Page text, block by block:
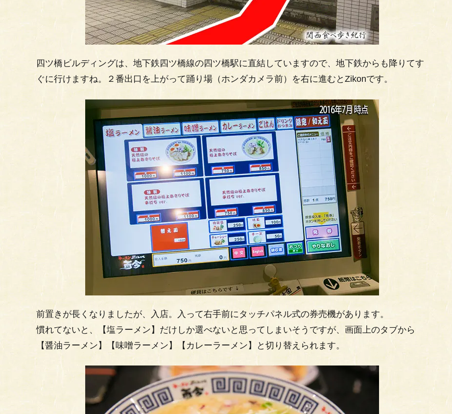
四ツ橋ビルディングは、地下鉄四ツ橋線の四ツ橋駅に直結していますので、地下鉄からも降りてす
ぐに行けますね。２番出口を上がって踊り場（ホンダカメラ前）を右に進むとZikonです。
前置きが長くなりましたが、入店。入って右手前にタッチパネル式の券売機があります。
慣れてないと、【塩ラーメン】だけしか選べないと思ってしまいそうですが、画面上のタブから
【醤油ラーメン】【味噌ラーメン】【カレーラーメン】と切り替えられます。